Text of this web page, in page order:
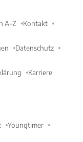
A-Z Kontakt
Datenschutz
Karriere
Youngtimer